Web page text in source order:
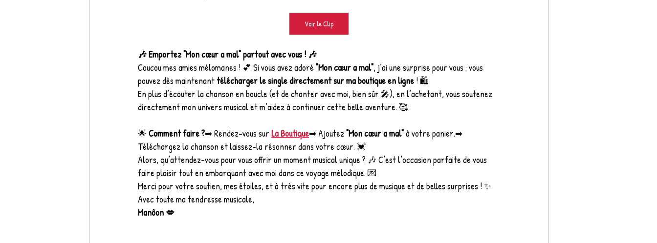
Voir le Clip
🎶 Emportez "Mon cœur a mal" partout avec vous ! 🎶
Coucou mes amies mélomanes ! 💕 Si vous avez adoré "Mon cœur a mal", j’ai une surprise pour vous : vous
pouvez dès maintenant télécharger le single directement sur ma boutique en ligne ! 🛍️
En plus d’écouter la chanson en boucle (et de chanter avec moi, bien sûr 🎤), en l’achetant, vous soutenez
directement mon univers musical et m’aidez à continuer cette belle aventure. 🥰
🌟 Comment faire ?➡ Rendez-vous sur La Boutique➡ Ajoutez "Mon cœur a mal" à votre panier.➡
Téléchargez la chanson et laissez-la résonner dans votre cœur. 💓
Alors, qu’attendez-vous pour vous offrir un moment musical unique ? 🎶 C’est l’occasion parfaite de vous
faire plaisir tout en embarquant avec moi dans ce voyage mélodique. 💌
Merci pour votre soutien, mes étoiles, et à très vite pour encore plus de musique et de belles surprises ! ✨
Avec toute ma tendresse musicale,
Manôon 💋